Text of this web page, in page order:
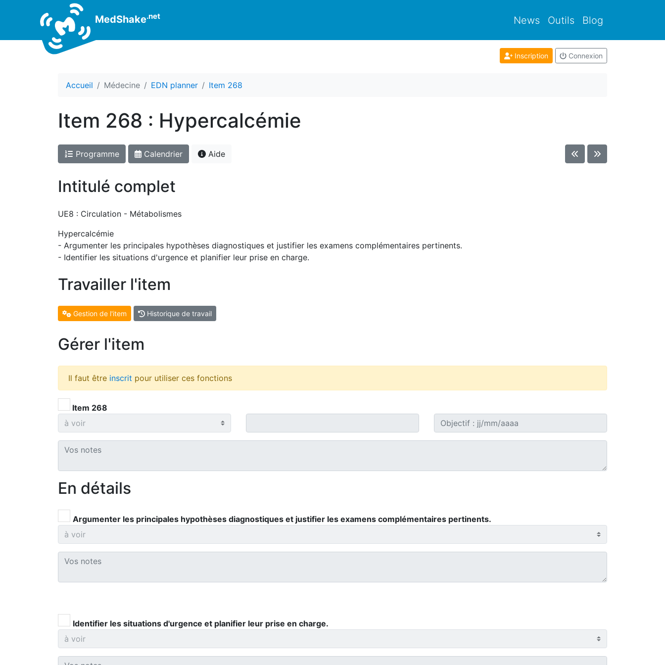
MedShake.net News Outils Blog
Inscription Connexion
Accueil Médecine EDN planner Item 268
Item 268 : Hypercalcémie
Programme Calendrier Aide
Intitulé complet
UE8 : Circulation - Métabolismes
Hypercalcémie
- Argumenter les principales hypothèses diagnostiques et justifier les examens complémentaires pertinents.
- Identifier les situations d'urgence et planifier leur prise en charge.
Travailler l'item
Gestion de l'item Historique de travail
Gérer l'item
Il faut être inscrit pour utiliser ces fonctions
Item 268
En détails
Argumenter les principales hypothèses diagnostiques et justifier les examens complémentaires pertinents.
Identifier les situations d'urgence et planifier leur prise en charge.